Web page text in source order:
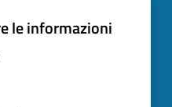
le informazioni